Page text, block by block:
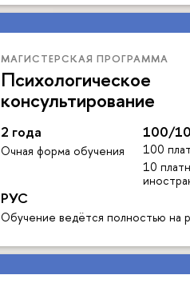
МАГИСТЕРСКАЯ ПРОГРАММА
Психологическое
консультирование
2 года
Очная форма обучения
100/10
100
10
РУС
Обучение ведётся полностью на